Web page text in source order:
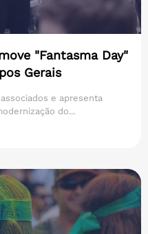
"Fantasma Day"
Gerais
e apresenta
do...